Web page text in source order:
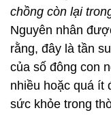
chồng còn lại
Nguyên nhân
rằng, đây là tần
của số đông con
nhiều hoặc quá ít
sức khỏe trong